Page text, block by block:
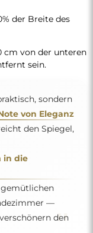
Sorgen machen –
bestellte
und das
eigenen
können wir
ankommt, ohne
Sie mit einer